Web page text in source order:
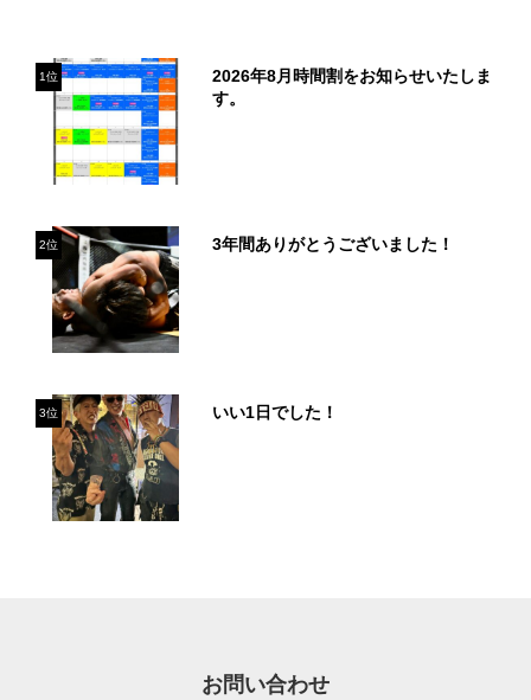
1位
2026年8月時間割をお知らせいたしま
す。
2位 3年間ありがとうございました！
3位 いい1日でした！
お問い合わせ